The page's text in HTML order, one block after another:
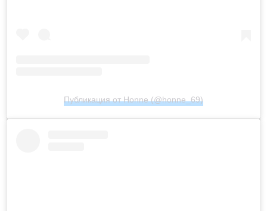
Публикация от Honne (@honne_69)